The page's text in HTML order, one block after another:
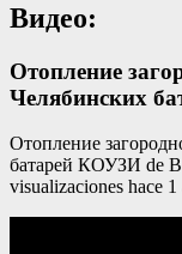
Видео:
Отопление
Челябинских
Отопление
батарей КОУЗИ de
visualizaciones hace